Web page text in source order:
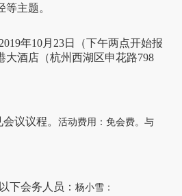
主题。
年10月23日（下午两点开始报
大酒店（杭州西湖区申花路798
议议程。 活动费用：免会费。与
下会务人员： 杨小雪：